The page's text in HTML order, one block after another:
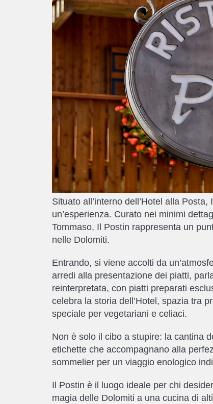
Situato all’interno dell’Hotel alla
un’esperienza. Curato nei minimi
Tommaso, Il Postin rappresenta un
nelle Dolomiti.
Entrando, si viene accolti da
arredi alla presentazione dei piatti,
reinterpretata, con piatti preparati
celebra la storia dell’Hotel, spazia tra
speciale per vegetariani e celiaci.
Non è solo il cibo a stupire: la cantina
etichette che accompagnano alla
sommelier per un viaggio enologico
Il Postin è il luogo ideale per chi
magia delle Dolomiti a una cucina di